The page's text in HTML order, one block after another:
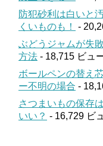
防犯砂利は白いと
くいものも！
-
ぶどうジャムが失
方法 - 18,715 ビュ
ボールペンの替え
ー不明の場合 -
さつまいもの保存
いい？ - 16,729 ビ